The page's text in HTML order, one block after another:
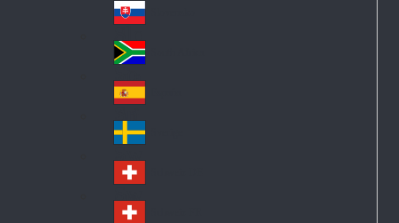
an
d
Slo
va
kia
So
uth
Af
ric
a
Sp
ain
Sw
ed
en
Sw
itz